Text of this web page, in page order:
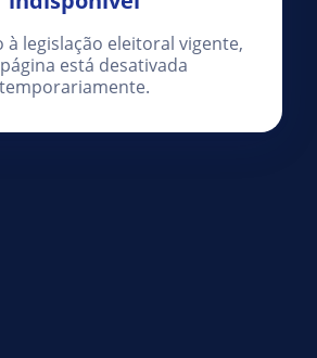
à legislação eleitoral vigente,
está desativada
temporariamente.